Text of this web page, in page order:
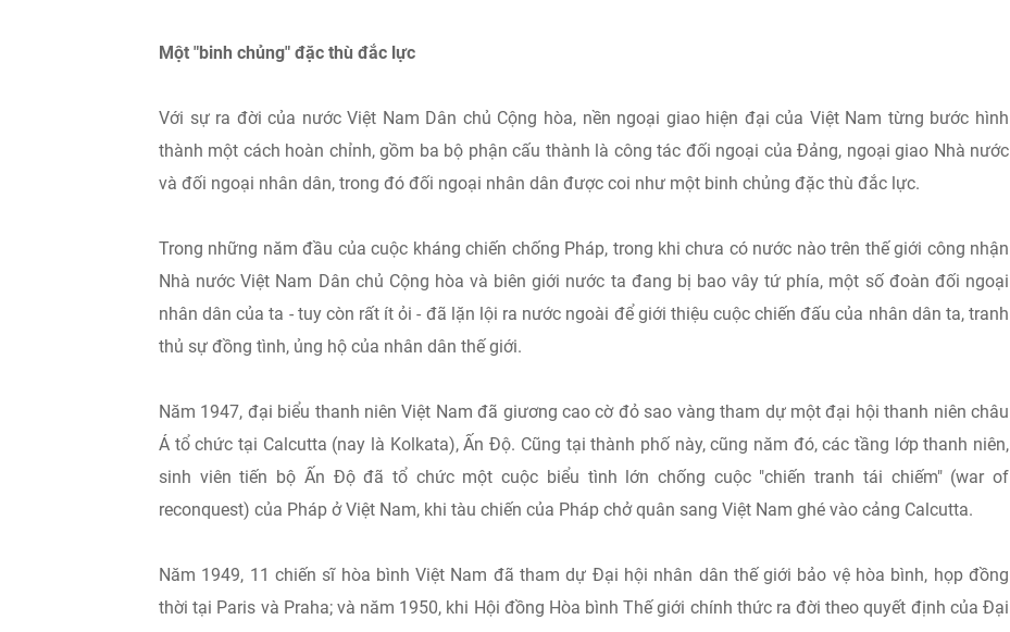
Một "binh chủng" đặc thù đắc lực
Với sự ra đời của nước Việt Nam Dân chủ Cộng hòa, nền ngoại giao hiện đại của Việt Nam từng bước hình
thành một cách hoàn chỉnh, gồm ba bộ phận cấu thành là công tác đối ngoại của Đảng, ngoại giao Nhà nước
và đối ngoại nhân dân, trong đó đối ngoại nhân dân được coi như một binh chủng đặc thù đắc lực.
Trong những năm đầu của cuộc kháng chiến chống Pháp, trong khi chưa có nước nào trên thế giới công nhận
Nhà nước Việt Nam Dân chủ Cộng hòa và biên giới nước ta đang bị bao vây tứ phía, một số đoàn đối ngoại
nhân dân của ta - tuy còn rất ít ỏi - đã lặn lội ra nước ngoài để giới thiệu cuộc chiến đấu của nhân dân ta, tranh
thủ sự đồng tình, ủng hộ của nhân dân thế giới.
Năm 1947, đại biểu thanh niên Việt Nam đã giương cao cờ đỏ sao vàng tham dự một đại hội thanh niên châu
Á tổ chức tại Calcutta (nay là Kolkata), Ấn Độ. Cũng tại thành phố này, cũng năm đó, các tầng lớp thanh niên,
sinh viên tiến bộ Ấn Độ đã tổ chức một cuộc biểu tình lớn chống cuộc "chiến tranh tái chiếm" (war of
reconquest) của Pháp ở Việt Nam, khi tàu chiến của Pháp chở quân sang Việt Nam ghé vào cảng Calcutta.
Năm 1949, 11 chiến sĩ hòa bình Việt Nam đã tham dự Đại hội nhân dân thế giới bảo vệ hòa bình, họp đồng
thời tại Paris và Praha; và năm 1950, khi Hội đồng Hòa bình Thế giới chính thức ra đời theo quyết định của Đại